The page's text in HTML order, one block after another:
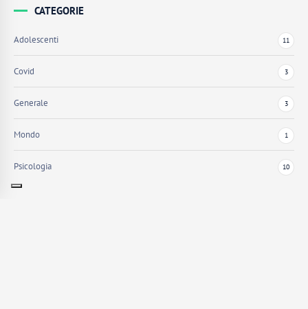
CATEGORIE
Adolescenti 11
Covid 3
Generale 3
Mondo 1
Psicologia 10